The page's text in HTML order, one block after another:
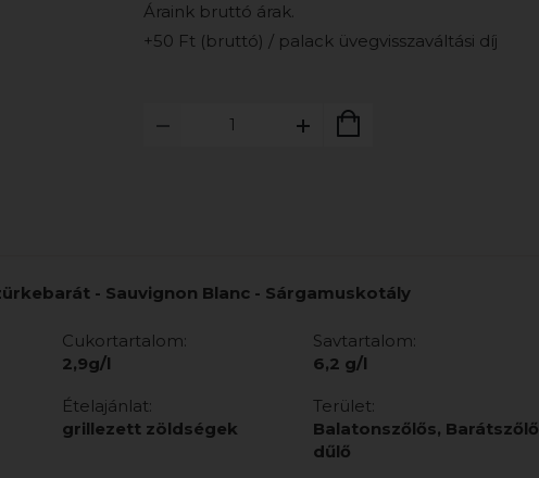
Áraink bruttó árak.
+50 Ft (bruttó) / palack üvegvisszaváltási díj
- Sauvignon Blanc - Sárgamuskotály
Cukortartalom:
2,9g/l
Savtartalom:
6,2 g/l
Ételajánlat:
grillezett zöldségek
Terület:
Balatonszőlős, Barátszőlő
dűlő